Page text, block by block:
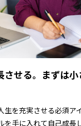
させる。まずは
生を充実させる必須ア
手に入れて自己成長